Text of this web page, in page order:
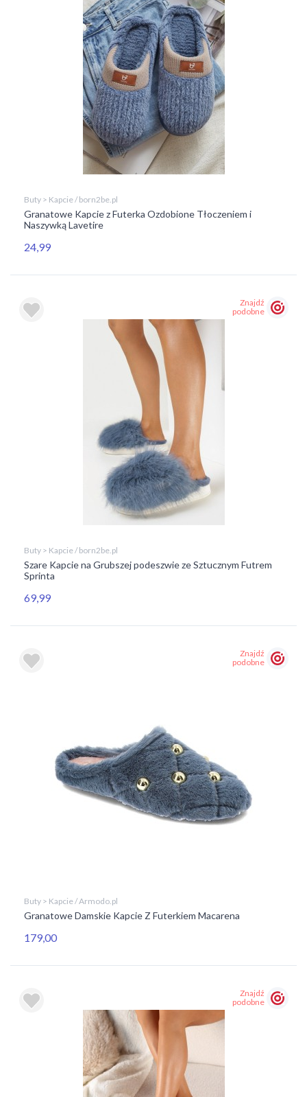
Buty > Kapcie / born2be.pl
Granatowe Kapcie z Futerka Ozdobione Tłoczeniem i
Naszywką Lavetire
24,99
Znajdź
podobne
Buty > Kapcie / born2be.pl
Szare Kapcie na Grubszej podeszwie ze Sztucznym Futrem
Sprinta
69,99
Znajdź
podobne
Buty > Kapcie / Armodo.pl
Granatowe Damskie Kapcie Z Futerkiem Macarena
179,00
Znajdź
podobne